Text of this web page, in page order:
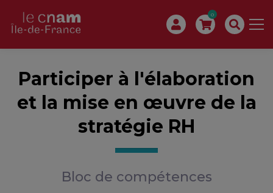
0
Participer à l'élaboration
et la mise en œuvre de la
stratégie RH
Bloc de compétences